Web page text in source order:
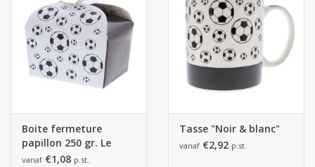
Boite fermeture
papillon 250 gr. Le
foot "noir et blanc"
vanaf €1,08 p.st.
Tasse "Noir & blanc"
vanaf €2,92 p.st.